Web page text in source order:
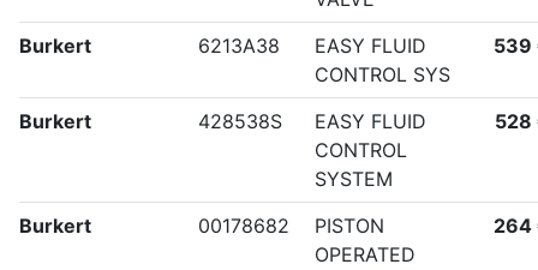
Burkert 6213A38
EASY FLUID
CONTROL SYS
539
Burkert 428538S
EASY FLUID
CONTROL
SYSTEM
528
Burkert 00178682
PISTON
OPERATED
264